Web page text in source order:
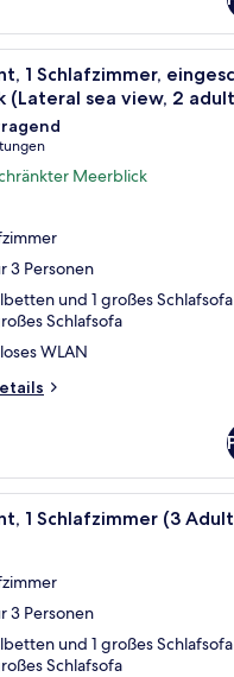
Ein
1 Schlafzimmer,
(Lateral sea view, 2
Meerblick
3 Personen
und 1 großes
Schlafsofa
WLAN
Ein
1 Schlafzimmer (3
3 Personen
und 1 großes
Schlafsofa